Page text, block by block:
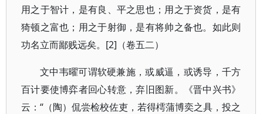
用之于智计，是有良、平之思也；用之于资货，是有
猗顿之富也；用之于射御，是有将帅之备也。如此则
功名立而鄙贱远矣。[2]（卷五二）
文中韦曜可谓软硬兼施，或威逼，或诱导，千方
百计要使博弈者回心转意，弃旧图新。《晋中兴书》
云：“（陶）侃尝检校佐吏，若得樗蒲博奕之具，投之